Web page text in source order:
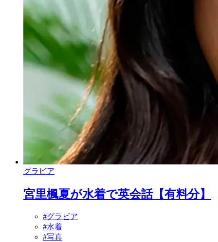
グラビア
宮里楓夏が水着で英会話【有料分】
#グラビア
#水着
#写真